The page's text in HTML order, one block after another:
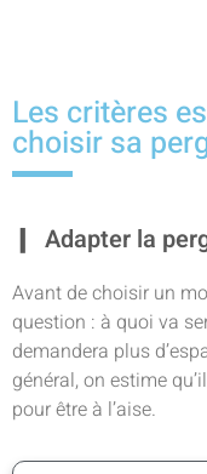
Les critères
choisir sa
Adapter la
Avant de choisir un
question : à quoi va
demandera plus
général, on estime
pour être à l’aise.